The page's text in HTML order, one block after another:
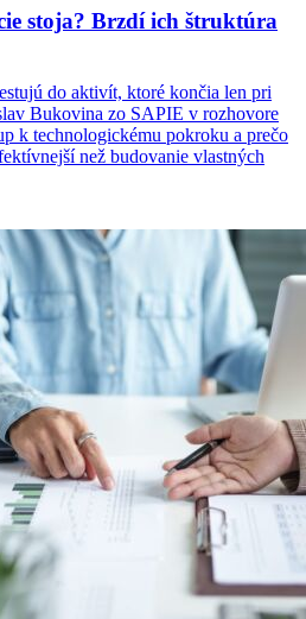
stoja? Brzdí ich štruktúra
do aktivít, ktoré končia len pri
Bukovina zo SAPIE v rozhovore
k technologickému pokroku a prečo
než budovanie vlastných